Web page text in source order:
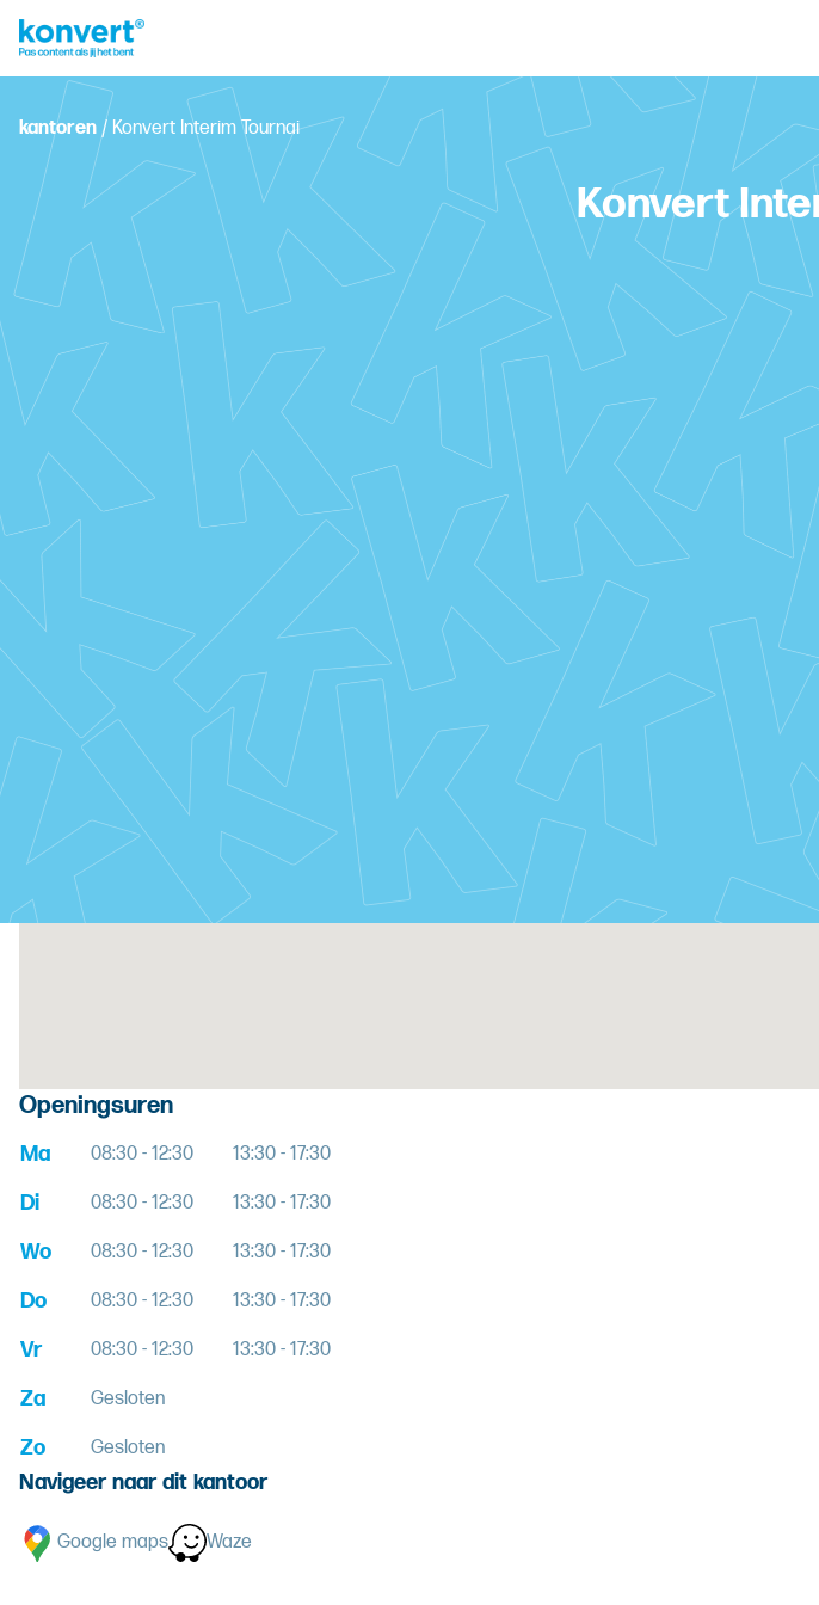
kantoren / Konvert Interim Tournai
Konvert
Rue Royale 36, 7500 Tournai
+32 69 87 50 91
tournai.interim@konvert.be
Plan je persoonlijk gesprek
Openingsuren
Ma 08:30 - 12:30 13:30 - 17:30
Di 08:30 - 12:30 13:30 - 17:30
Wo 08:30 - 12:30 13:30 - 17:30
Do 08:30 - 12:30 13:30 - 17:30
Vr 08:30 - 12:30 13:30 - 17:30
Za Gesloten
Zo Gesloten
Navigeer naar dit kantoor
Google maps Waze